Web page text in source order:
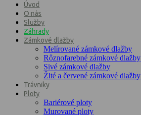
Úvod
O nás
Služby
Záhrady
Zámkové dlažby
Melírované zámkové dlažby
Rôznofarebné zámkové dlažby
Sivé zámkové dlažby
Žlté a červené zámkové dlažby
Trávniky
Ploty
Bariérové ploty
Murované ploty